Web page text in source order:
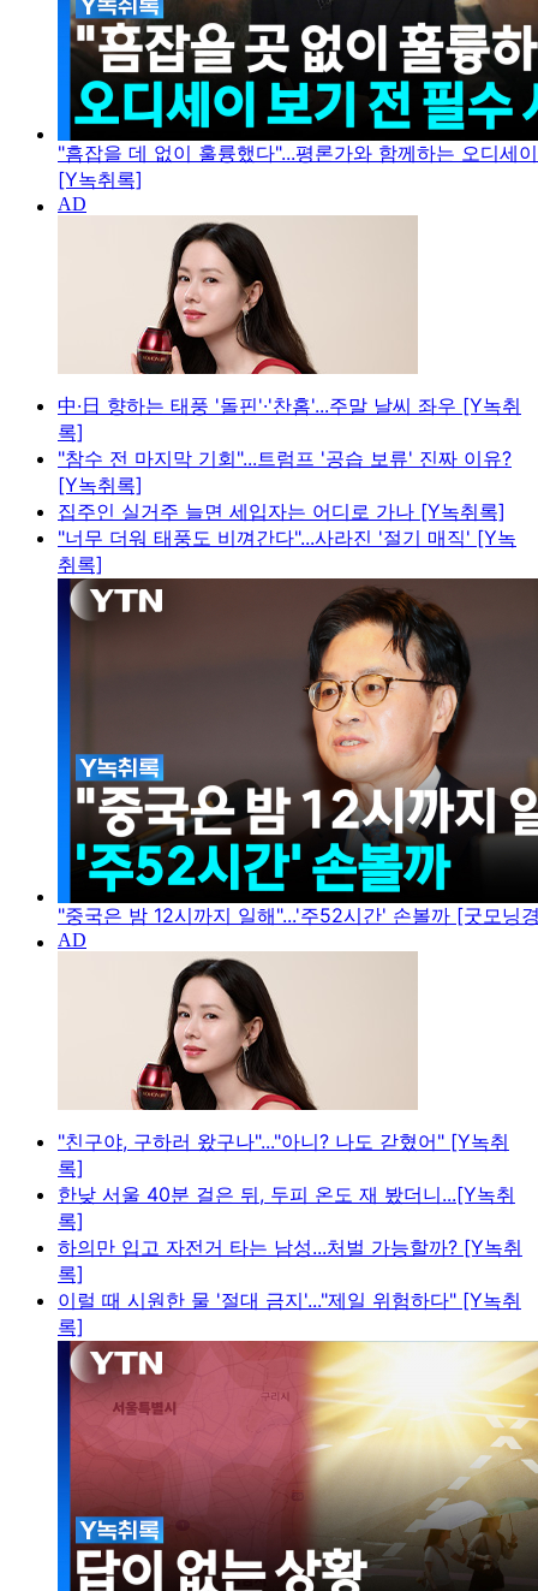
"흠잡을 데 없이 훌륭했다"...평론가와 함께하는 오디세
[Y녹취록]
中·日 향하는 태풍 '돌핀'·'찬홈'...주말 날씨 좌우 [Y녹취
록]
"참수 전 마지막 기회"...트럼프 '공습 보류' 진짜 이유?
[Y녹취록]
집주인 실거주 늘면 세입자는 어디로 가나 [Y녹취록]
"너무 더워 태풍도 비껴간다"...사라진 '절기 매직' [Y녹
취록]
"중국은 밤 12시까지 일해"...'주52시간' 손볼까 [굿모닝
"친구야, 구하러 왔구나"..."아니? 나도 갇혔어" [Y녹취
록]
한낮 서울 40분 걸은 뒤, 두피 온도 재 봤더니...[Y녹취
록]
하의만 입고 자전거 타는 남성...처벌 가능할까? [Y녹취
록]
이럴 때 시원한 물 '절대 금지'..."제일 위험하다" [Y녹취
록]